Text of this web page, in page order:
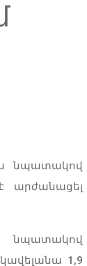
նպատակով
արժանացել
նպատակով
1,9